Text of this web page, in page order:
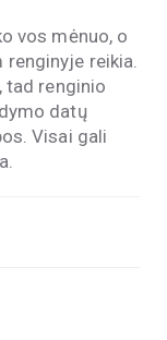
vos mėnuo, o
renginyje reikia.
tad renginio
datų
Visai gali